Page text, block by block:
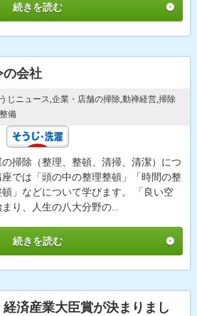
続きを読む
の会社
じニュース,企業・店舗の掃除,動禅経営,掃除
備
掃除（整理、整頓、清掃、清潔）につ
では「頭の中の整理整頓」「時間の整
」などについて学びます。 「良い空
り、人生の八大分野の...
続きを読む
済産業大臣賞が決まりまし